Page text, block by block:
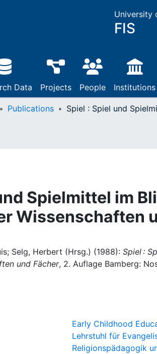
University
FIS
Data Projects People Institutions
Publications
Spielmittel im
Wissenschaften
Selg, Herbert (Hrsg.) (1988): Spiel :
und Fächer, 2. Auflage Bamberg:
Early Childhood
Lehrstuhl für
Religionspädagogik